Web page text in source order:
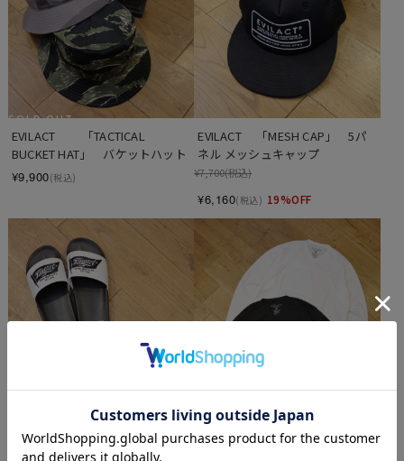
SOLD OUT
EVILACT 　　「TACTICAL
BUCKET HAT」　バケットハット
¥9,900(税込)
EVILACT 　「MESH CAP」　5パ
ネル メッシュキャップ
¥7,700(税込)
¥6,160(税込) 19%OFF